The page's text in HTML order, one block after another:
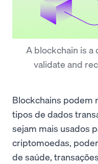
A blockchain is
validate and
Blockchains podem
tipos de dados
sejam mais usados
criptomoedas,
de saúde,